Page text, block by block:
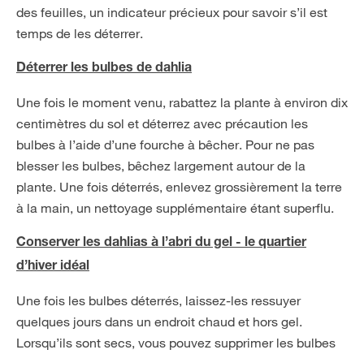
des feuilles, un indicateur précieux pour savoir s’il est
temps de les déterrer.
Déterrer les bulbes de dahlia
Une fois le moment venu, rabattez la plante à environ dix
centimètres du sol et déterrez avec précaution les
bulbes à l’aide d’une fourche à bêcher. Pour ne pas
blesser les bulbes, bêchez largement autour de la
plante. Une fois déterrés, enlevez grossièrement la terre
à la main, un nettoyage supplémentaire étant superflu.
Conserver les dahlias à l’abri du gel - le quartier
d’hiver idéal
Une fois les bulbes déterrés, laissez-les ressuyer
quelques jours dans un endroit chaud et hors gel.
Lorsqu’ils sont secs, vous pouvez supprimer les bulbes